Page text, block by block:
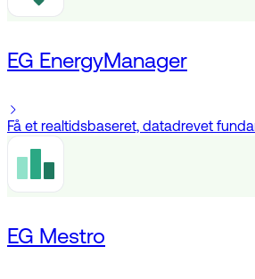
EG EnergyManager
Få et realtidsbaseret, datadrevet
EG Mestro